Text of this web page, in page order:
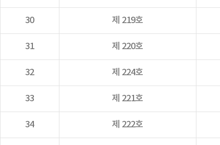
30 제 219호
31 제 220호
32 제 224호
33 제 221호
34 제 222호